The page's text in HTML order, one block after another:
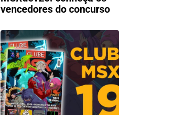
vencedores do concurso